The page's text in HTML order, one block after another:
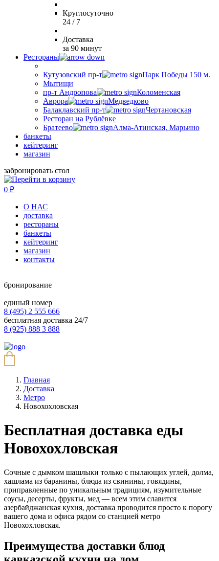
Круглосуточно
24 / 7
Доставка
за 90 минут
Рестораны
Кутузовский пр-т
Парк Победы 150 м.
Мытищи
пр-т Андропова
Коломенская
Аврора
Медведково
Балаклавский пр-т
Чертановская
Ресторан на Рублёвке
Братеево
Алма-Атинская, Марьино
банкеты
кейтеринг
магазин
забронировать стол
0 ₽
О НАС
доставка
рестораны
банкеты
кейтеринг
магазин
контакты
бронирование
единый номер
8 (495) 2 555 666
бесплатная доставка 24/7
8 (925) 888 3 888
Главная
Доставка
Метро
Новохохловская
Бесплатная доставка еды
Новохохловская
Сочные с дымком шашлыки только с пылающих углей, долма,
хашлама из баранины, блюда из свинины, говядины,
приправленные по уникальным традициям, изумительные
соусы, десерты, фрукты, мед — всем этим славится
азербайджанская кухня, доставка проводится просто к порогу
вашего дома и офиса рядом со станцией метро
Новохохловская.
Преимущества доставки блюд